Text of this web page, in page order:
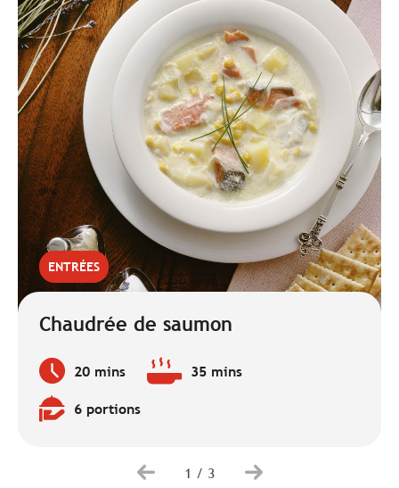
ENTRÉES
Chaudrée de saumon
Temps
de
préparation
:
20 mins
Temps 35 mins
Quantité6 portions
1 / 3